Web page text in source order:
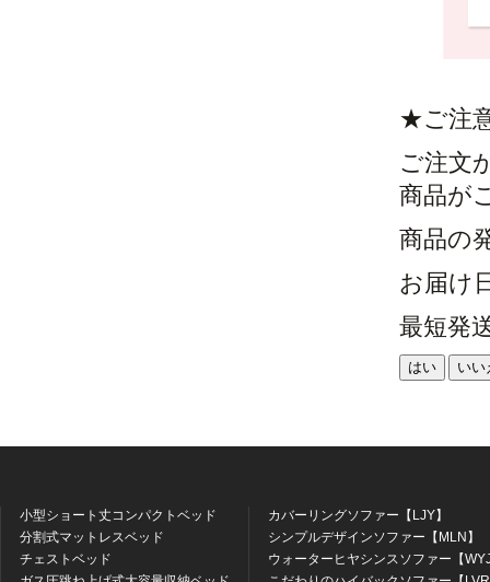
★ご注
ご注文
商品が
商品の
お届け
最短発
はい いい
小型ショート丈コンパクトベッド
分割式マットレスベッド
チェストベッド
カバーリングソファー【LJY】
シンプルデザインソファー【MLN】
ウォーターヒヤシンスソファー【